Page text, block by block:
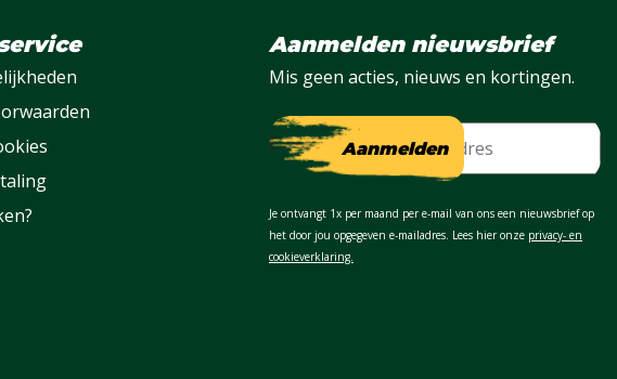
Aanmelden nieuwsbrief
Mis geen acties, nieuws en kortingen.
E-mail Aanmelden
Je ontvangt 1x per maand per e-mail van ons een nieuwsbrief op
het door jou opgegeven e-mailadres. Lees hier onze privacy- en
cookieverklaring.